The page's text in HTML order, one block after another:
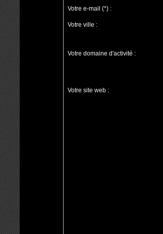
Votre e-mail (*) :
Votre ville :
Votre domaine d'activité :
Votre site web :